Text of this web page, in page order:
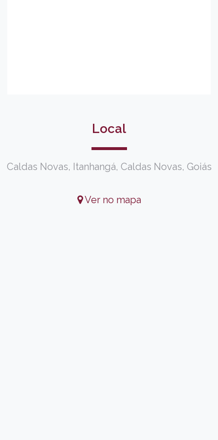
Local
Caldas Novas, Itanhangá, Caldas Novas, Goiás
Ver no mapa